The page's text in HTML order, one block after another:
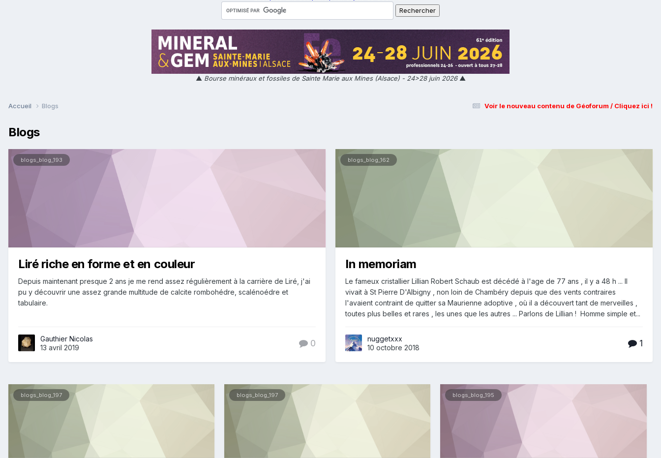
▲ Bourse minéraux et fossiles de Sainte Marie aux Mines (Alsace) - 24>28 juin 2026▲
Voir le nouveau contenu de Géoforum / Cliquez ici !
Accueil Blogs
Blogs
blogs_blog_193
Liré riche en forme et en couleur
Depuis maintenant presque 2 ans je me rend assez régulièrement à la carrière de Liré, j'ai
pu y découvrir une assez grande multitude de calcite rombohédre, scalénoédre et
tabulaire.
Gauthier Nicolas
13 avril 2019
0
blogs_blog_162
In memoriam
Le fameux cristallier Lillian Robert Schaub est décédé à l'age de 77 ans , il y a 48 h ... Il
vivait à St Pierre D'Albigny , non loin de Chambéry depuis que des vents contraires
l'avaient contraint de quitter sa Maurienne adoptive , où il a découvert tant de merveilles ,
toutes plus belles et rares , les unes que les autres ... Parlons de Lillian ! Homme simple et...
nuggetxxx
10 octobre 2018
1
blogs_blog_197 blogs_blog_197 blogs_blog_195